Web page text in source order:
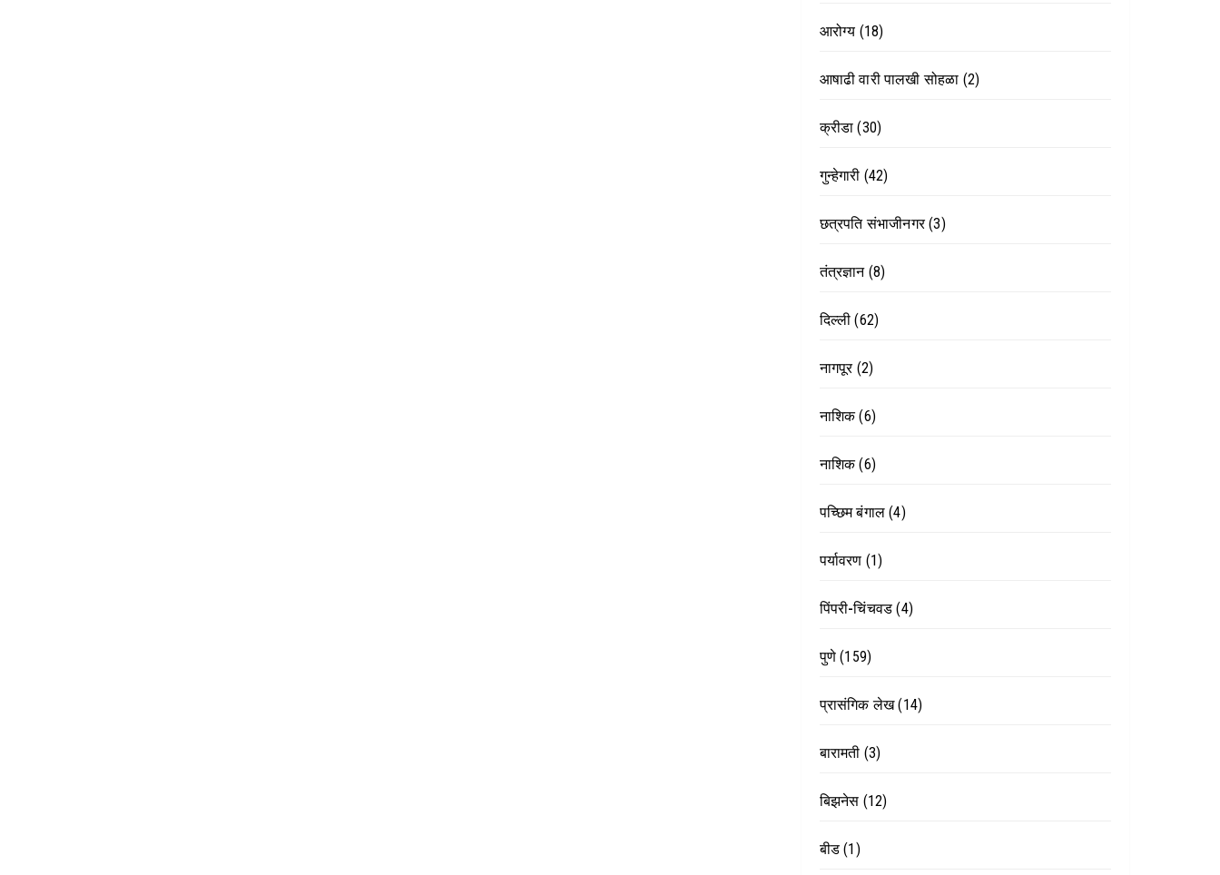
आरोग्य (18)
आषाढी वारी पालखी सोहळा (2)
क्रीडा (30)
गुन्हेगारी (42)
छत्रपति संभाजीनगर(3)
तंत्रज्ञान(8)
दिल्ली (62)
नागपूर(2)
नाशिक(6)
नाशिक(6)
पच्छिम बंगाल (4)
पर्यावरण (1)
पिंपरी-चिंचवड (4)
पुणे (159)
प्रासंगिक लेख(14)
बारामती (3)
बिझनेस (12)
बीड (1)